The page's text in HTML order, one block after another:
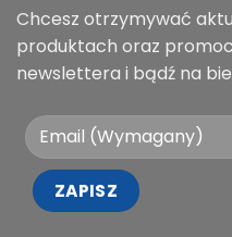
Chcesz otrzymywać
produktach oraz
newslettera i bądź na